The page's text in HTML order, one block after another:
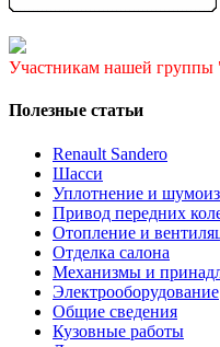
Участникам нашей группы
Полезные статьи
Renault Sandero
Шасси
Уплотнение и
Привод передних
Отопление и
Отделка салона
Механизмы и
Электрооборудование
Общие сведения
Кузовные работы